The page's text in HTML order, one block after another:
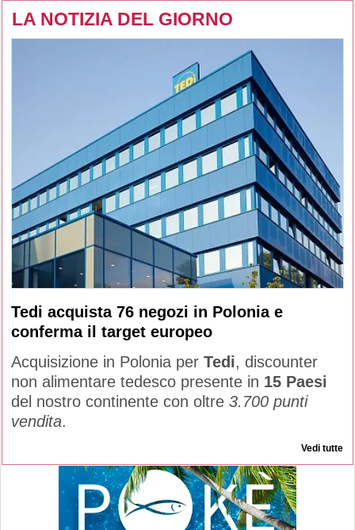
LA NOTIZIA DEL GIORNO
Tedi acquista 76 negozi in Polonia e
conferma il target europeo
Acquisizione in Polonia per Tedi, discounter
non alimentare tedesco presente in 15 Paesi
del nostro continente con oltre 3.700 punti
vendita.
Vedi tutte